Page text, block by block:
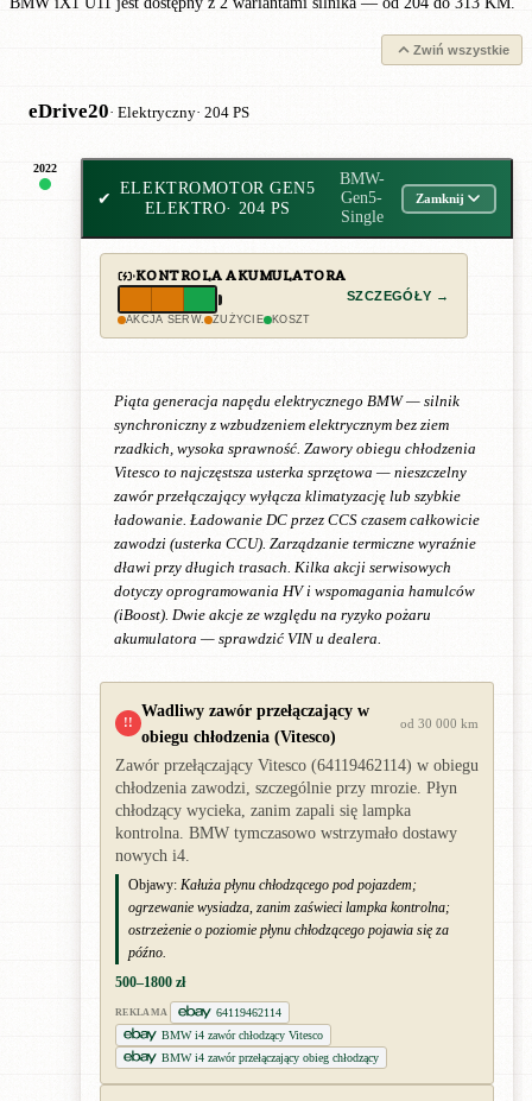
Zwiń wszystkie
eDrive20· Elektryczny· 204 PS
2022
✔
ELEKTROMOTOR GEN5
ELEKTRO· 204 PS
BMW-
Gen5-
Single
Zamknij
KONTROLA AKUMULATORA
AKCJA SERW. ZUŻYCIE KOSZT
SZCZEGÓŁY →
Piąta generacja napędu elektrycznego BMW — silnik
synchroniczny z wzbudzeniem elektrycznym bez ziem
rzadkich, wysoka sprawność. Zawory obiegu chłodzenia
Vitesco to najczęstsza usterka sprzętowa — nieszczelny
zawór przełączający wyłącza klimatyzację lub szybkie
ładowanie. Ładowanie DC przez CCS czasem całkowicie
zawodzi (usterka CCU). Zarządzanie termiczne wyraźnie
dławi przy długich trasach. Kilka akcji serwisowych
dotyczy oprogramowania HV i wspomagania hamulców
(iBoost). Dwie akcje ze względu na ryzyko pożaru
akumulatora — sprawdzić VIN u dealera.
!!
Wadliwy zawór przełączający w
obiegu chłodzenia (Vitesco)
od 30 000 km
Zawór przełączający Vitesco (64119462114) w obiegu
chłodzenia zawodzi, szczególnie przy mrozie. Płyn
chłodzący wycieka, zanim zapali się lampka
kontrolna. BMW tymczasowo wstrzymało dostawy
nowych i4.
Objawy: Kałuża płynu chłodzącego pod pojazdem;
ogrzewanie wysiadza, zanim zaświeci lampka kontrolna;
ostrzeżenie o poziomie płynu chłodzącego pojawia się za
późno.
500–1800 zł
REKLAMA
64119462114
BMW i4 zawór chłodzący Vitesco
BMW i4 zawór przełączający obieg chłodzący